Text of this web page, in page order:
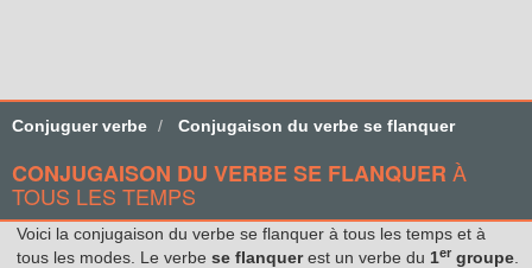
Conjuguer verbe Conjugaison du verbe se flanquer
CONJUGAISON DU VERBE SE FLANQUER À
TOUS LES TEMPS
Voici la conjugaison du verbe se flanquer à tous les temps et à
tous les modes. Le verbe se flanquerest un verbe du 1er groupe